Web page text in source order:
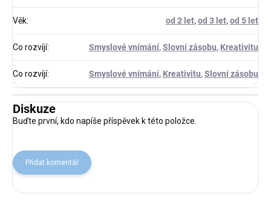
Věk: od 2 let,od 3 let,od 5 let
Co rozvíjí: Smyslové vnímání,Slovní zásobu, Kreativitu
Co rozvíjí: Smyslové vnímání, Kreativitu,Slovní zásobu
Diskuze
Buďte první, kdo napíše příspěvek k této položce.
Přidat komentář